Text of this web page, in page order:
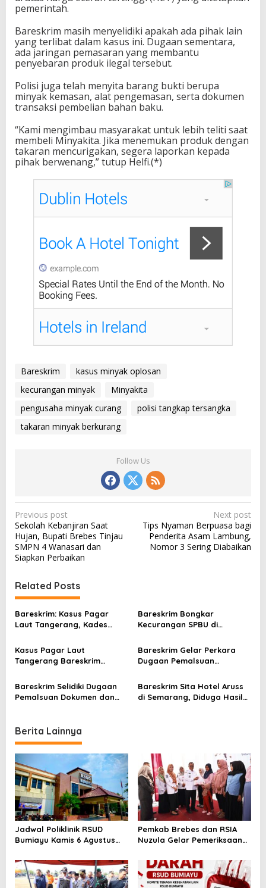
pemerintah.
Bareskrim masih menyelidiki apakah ada pihak lain
yang terlibat dalam kasus ini. Dugaan sementara,
ada jaringan pemasaran yang membantu
penyebaran produk ilegal tersebut.
Polisi juga telah menyita barang bukti berupa
minyak kemasan, alat pengemasan, serta dokumen
transaksi pembelian bahan baku.
“Kami mengimbau masyarakat untuk lebih teliti saat
membeli Minyakita. Jika menemukan produk dengan
takaran mencurigakan, segera laporkan kepada
pihak berwenang,” tutup Helfi.(*)
Bareskrim
kasus minyak oplosan
kecurangan minyak
Minyakita
pengusaha minyak curang
polisi tangkap tersangka
takaran minyak berkurang
Follow Us
P
o
s
t
n
a
v
i
g
a
t
i
n
Previous post
Sekolah Kebanjiran Saat
Hujan, Bupati Brebes Tinjau
SMPN 4 Wanasari dan
Siapkan Perbaikan
Next post
Tips Nyaman Berpuasa bagi
Penderita Asam Lambung,
Nomor 3 Sering Diabaikan
Related Posts
Bareskrim: Kasus Pagar
Laut Tangerang, Kades
Bayar Denda
Bareskrim Bongkar
Kecurangan SPBU di
Tersangka
Kasus Pagar Laut
Tangerang Bareskrim
Penyidikan
Bareskrim Gelar Perkara
Dugaan Pemalsuan
Tangerang Hari Ini
Bareskrim Selidiki Dugaan
Pemalsuan Dokumen dan
Bareskrim Sita Hotel Aruss
di Semarang, Diduga Hasil
Berita Lainnya
Jadwal Poliklinik RSUD
Bumiayu Kamis 6 Agustus
Dokter Sebelum Berkunjung
Pemkab Brebes dan RSIA
Nuzula Gelar Pemeriksaan
Perkuat Kesehatan Ibu dan
Bayi